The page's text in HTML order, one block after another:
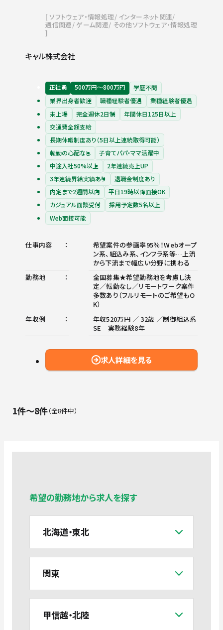
ソフトウェア・情報処理 インターネット関連
通信関連 ゲーム関連 その他ソフトウェア・情報処理
キャル株式会社
正社員 500万円〜800万円
学歴不問
業界出身者歓迎
職種経験者優遇
業種経験者優遇
未上場
完全週休2日制
年間休日125日以上
交通費全額支給
長期休暇制度あり（5日以上連続取得可能）
転勤の心配なし
子育てパパ・ママ活躍中
中途入社50%以上
2年連続売上UP
3年連続昇給実績あり
退職金制度あり
内定まで2週間以内
平日19時以降面接OK
カジュアル面談受付
採用予定数5名以上
Web面接可能
仕事内容
希望案件の参画率95％！Webオープ
ン系、組込み系、インフラ系等…上流
から下流まで幅広い分野に携わる
勤務地
全国募集★希望勤務地を考慮し決
定／転勤なし／リモートワーク案件
多数あり（フルリモートのご希望もO
K）
年収例
年収520万円 ／ 32歳 ／制御組込系
SE 実務経験8年
求人詳細を見る
1件〜8件 全8件中
希望の勤務地から求人を探す
北海道・東北
関東
甲信越・北陸